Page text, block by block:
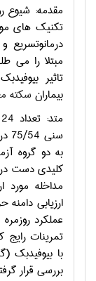
مقدمه: شیوع
تکنیک های
مبتلا را می
تاثیر
بیمارانسکته
متد: تعداد 24 نفر بیمار مبتلا به
به دو گروه
کلیدی دست در
مداخله مورد
ارزیابی
عملکرد
تمرینات رایج
بررسی قرار